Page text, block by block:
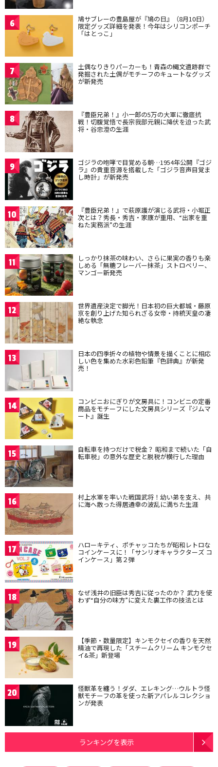
6 鳩サブレーの豊島屋が『鳩の日』（8月10日）
限定グッズ詳細を発表！今年はシリコンポーチ
「はとっこ」
7 土偶なりきりパーカーも！青森の縄文遺跡群で
発掘された土偶がモチーフのキュートなグッズ
が新発売
8 『豊臣兄弟！』小一郎の5万の大軍に徹底抗
戦！切腹覚悟で長宗我部元親に降伏を迫った武
将・谷忠澄の生涯
9 ゴジラの咆哮で目覚める朝…1954年公開『ゴジ
ラ』の貴重音源を搭載した「ゴジラ音声目覚ま
し時計」が新発売
10 『豊臣兄弟！』で萩原護が演じる武将・小堀正
次とは？秀長・秀吉・家康が重用、“出家を重
ねた実務派”の生涯
11 しっかり抹茶の味わい、さらに果実の香りも楽
しめる「無糖フレーバー抹茶」ストロベリー、
マンゴー新発売
12 世界遺産決定で脚光！日本初の巨大都城・藤原
京を創り上げた知られざる女帝・持統天皇の凄
絶な執念
13 日本の四季折々の植物や情景を描くことに相応
しい色を集めた水彩色鉛筆『色辞典』が新発
売！
14 コンビニおにぎりが文房具に！コンビニの定番
商品をモチーフにした文房具シリーズ『ジムマ
ート』誕生
15 自転車を持つだけで税金？ 昭和まで続いた「自
転車税」の意外な歴史と脱税が横行した理由
16 村上水軍を率いた戦国武将！幼い弟を支え、共
に海へ散った得居通幸の波乱に満ちた生涯
17 ハローキティ、ポチャッコたちが昭和レトロな
コインケースに！「サンリオキャラクターズ コ
インケース」第２弾
18 なぜ浅井の旧臣は秀吉に従ったのか？ 武力を使
わず“自分の味方”に変えた裏工作の技法とは
19 【季節・数量限定】キンモクセイの香りを天然
精油で再現した「スチームクリーム キンモクセ
イ&茶」新登場
20 怪獣革を纏う！ダダ、エレキング…ウルトラ怪
獣モチーフの革を使った新アパレルコレクショ
ンが発表
ランキングを表示